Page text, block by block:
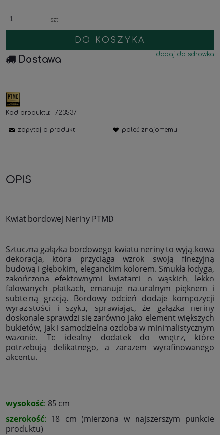
szt.
DO KOSZYKA
dodaj do schowka
Dostawa
Kod produktu: 723537
zapytaj o produkt poleć znajomemu
OPIS
Kwiat bordowej Neriny PTMD
Sztuczna gałązka bordowego kwiatu neriny to wyjątkowa
dekoracja, która przyciąga wzrok swoją finezyjną
budową i głębokim, eleganckim kolorem. Smukła łodyga,
zakończona efektownymi kwiatami o wąskich, lekko
falowanych płatkach, emanuje naturalnym pięknem i
subtelną gracją. Bordowy odcień dodaje kompozycji
wyrazistości i szyku, sprawiając, że gałązka neriny
doskonale sprawdzi się zarówno jako element większych
bukietów, jak i samodzielna ozdoba w minimalistycznym
wazonie. To idealny dodatek do wnętrz, które
potrzebują delikatnego, a zarazem wyrafinowanego
akcentu.
wysokość: 85 cm
szerokość: 18 cm (mierzona w najszerszym punkcie
produktu)